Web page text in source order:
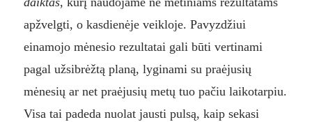
apžvelgti, o kasdienėje veikloje. Pavyzdžiui
einamojo mėnesio rezultatai gali būti vertinami
pagal užsibrėžtą planą, lyginami su praėjusių
mėnesių ar net praėjusių metų tuo pačiu laikotarpiu.
Visa tai padeda nuolat jausti pulsą, kaip sekasi